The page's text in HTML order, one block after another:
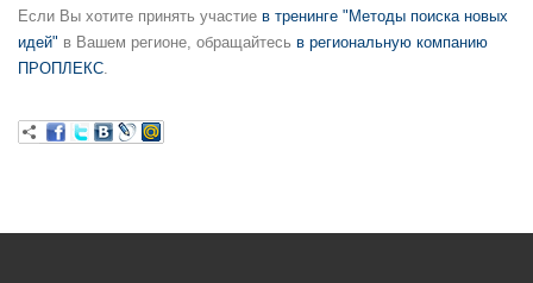
Если Вы хотите принять участие в тренинге "Методы поиска новых
идей" в Вашем регионе, обращайтесь в региональную компанию
ПРОПЛЕКС.